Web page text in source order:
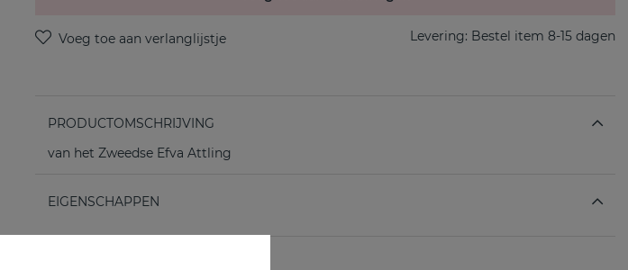
Levering: Bestel item 8-15 dagen
PRODUCTOMSCHRIJVING
van het Zweedse Efva Attling
EIGENSCHAPPEN